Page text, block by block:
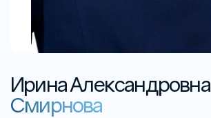
Ирина Александровна
Смирнова